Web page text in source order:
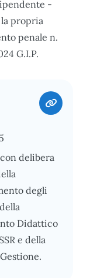
-
propria
penale n.
G.I.P.
delibera
degli
Didattico
e della